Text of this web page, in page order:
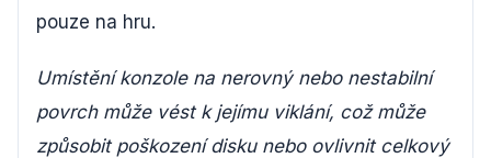
pouze na hru.
Umístění konzole na nerovný nebo nestabilní
povrch může vést k jejímu viklání, což může
způsobit poškození disku nebo ovlivnit celkový